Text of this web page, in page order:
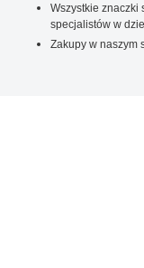
Wszystkie znaczki
specjalistów w
Zakupy w naszym